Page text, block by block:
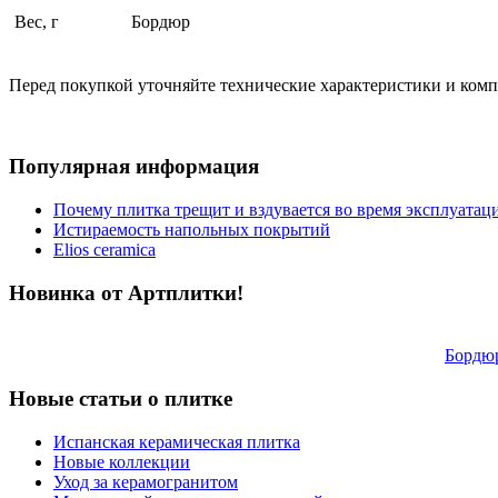
Вес, г
Бордюр
Перед покупкой уточняйте технические характеристики и
Популярная информация
Почему плитка трещит и вздувается во время
Истираемость напольных покрытий
Elios ceramica
Новинка от Артплитки!
Новые статьи о плитке
Испанская керамическая плитка
Новые коллекции
Уход за керамогранитом